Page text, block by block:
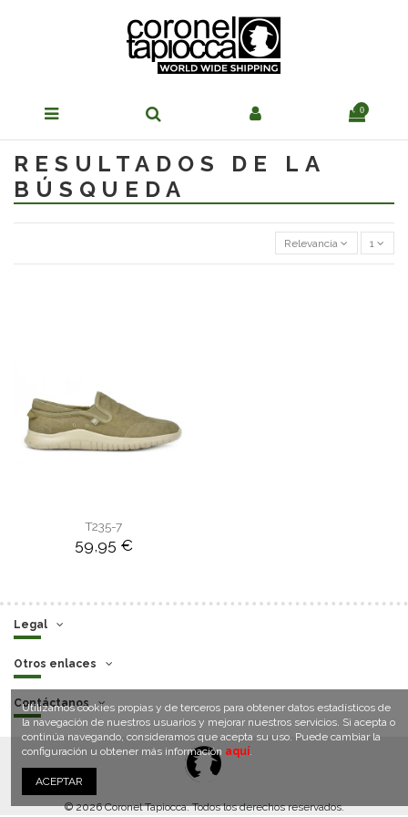
0
RESULTADOS DE LA
BÚSQUEDA
Relevancia 1
T235-7
59,95 €
Legal
Otros enlaces
Contáctanos
© 2026 Coronel Tapiocca. Todos los derechos reservados.
Utilizamos cookies propias y de terceros para obtener datos estadísticos de
la navegación de nuestros usuarios y mejorar nuestros servicios. Si acepta o
continúa navegando, consideramos que acepta su uso. Puede cambiar la
configuración u obtener más información aquí.
ACEPTAR